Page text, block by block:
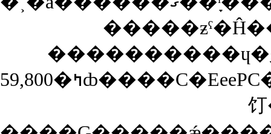
59,800�ߤȸ����С�EeePC������äȤ����⤯�ƹ��ͼˤ�꤫�ʤ�¤��Ȥ�������Ū�ʥץ